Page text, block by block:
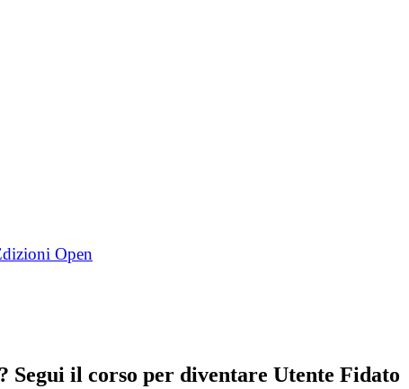
Segui il corso per diventare Utente Fidato